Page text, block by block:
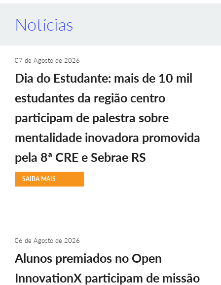
Notícias
07 de Agosto de 2026
Dia do Estudante: mais de 10 mil
estudantes da região centro
participam de palestra sobre
mentalidade inovadora promovida
pela 8ª CRE e Sebrae RS
SAIBA MAIS
06 de Agosto de 2026
Alunos premiados no Open
InnovationX participam de missão